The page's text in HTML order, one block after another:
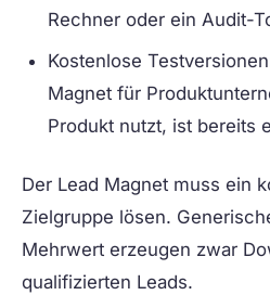
Rechner oder ein Audit-
Kostenlose
Magnet für
Produkt nutzt, ist bereits
Der Lead Magnet muss ein
Zielgruppe lösen.
Mehrwert erzeugen zwar
qualifizierten Leads.